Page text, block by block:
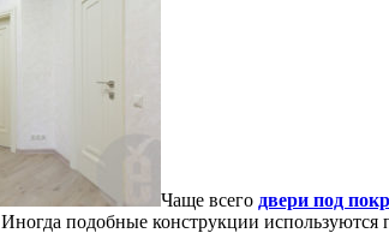
Чаще всего двери под
Иногда подобные конструкции используются